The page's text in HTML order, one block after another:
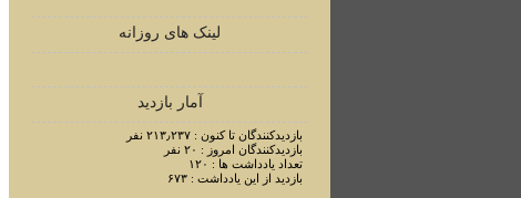
لینک های روزانه
آمار بازدید
بازدیدکنندگان تا کنون : ۲۱۳٫۲۳۷ نفر
بازدیدکنندگان امروز : ۲۰ نفر
تعداد یادداشت ها : ۱۲۰
بازدید از این یادداشت : ۶۷۳